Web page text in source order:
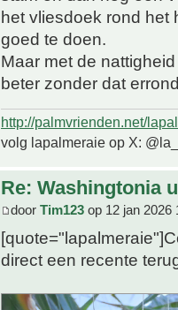
het vliesdoek rond het
goed te doen.
Maar met de
beter zonder dat
http://palmvrienden.net/
volg lapalmeraie op X:
Re: Washingtonia
door Tim123 op 12 jan 2026
direct een recente